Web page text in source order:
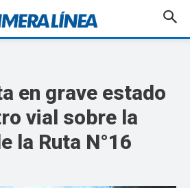
en grave estado
vial sobre la
la Ruta N°16